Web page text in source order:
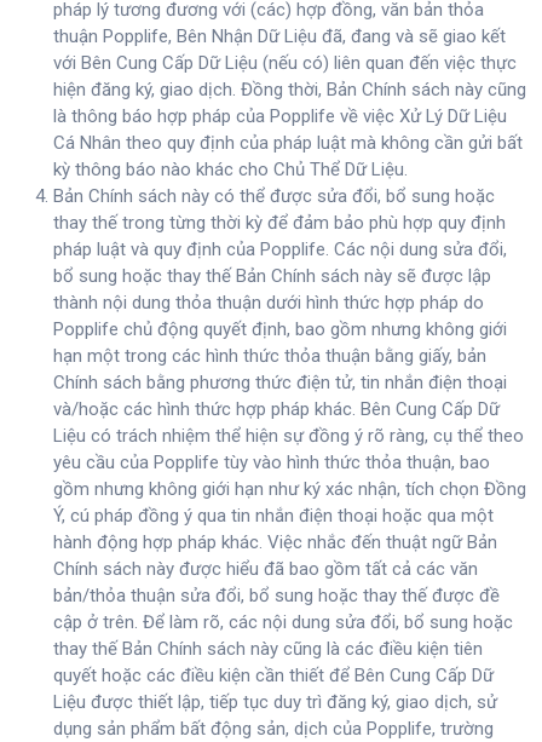
pháp lý tương đương với (các) hợp đồng, văn bản thỏa
thuận Popplife, Bên Nhận Dữ Liệu đã, đang và sẽ giao kết
với Bên Cung Cấp Dữ Liệu (nếu có) liên quan đến việc thực
hiện đăng ký, giao dịch. Đồng thời, Bản Chính sách này cũng
là thông báo hợp pháp của Popplife về việc Xử Lý Dữ Liệu
Cá Nhân theo quy định của pháp luật mà không cần gửi bất
kỳ thông báo nào khác cho Chủ Thể Dữ Liệu.
Bản Chính sách này có thể được sửa đổi, bổ sung hoặc
thay thế trong từng thời kỳ để đảm bảo phù hợp quy định
pháp luật và quy định của Popplife. Các nội dung sửa đổi,
bổ sung hoặc thay thế Bản Chính sách này sẽ được lập
thành nội dung thỏa thuận dưới hình thức hợp pháp do
Popplife chủ động quyết định, bao gồm nhưng không giới
hạn một trong các hình thức thỏa thuận bằng giấy, bản
Chính sách bằng phương thức điện tử, tin nhắn điện thoại
và/hoặc các hình thức hợp pháp khác. Bên Cung Cấp Dữ
Liệu có trách nhiệm thể hiện sự đồng ý rõ ràng, cụ thể theo
yêu cầu của Popplife tùy vào hình thức thỏa thuận, bao
gồm nhưng không giới hạn như ký xác nhận, tích chọn Đồng
Ý, cú pháp đồng ý qua tin nhắn điện thoại hoặc qua một
hành động hợp pháp khác. Việc nhắc đến thuật ngữ Bản
Chính sách này được hiểu đã bao gồm tất cả các văn
bản/thỏa thuận sửa đổi, bổ sung hoặc thay thế được đề
cập ở trên. Để làm rõ, các nội dung sửa đổi, bổ sung hoặc
thay thế Bản Chính sách này cũng là các điều kiện tiên
quyết hoặc các điều kiện cần thiết để Bên Cung Cấp Dữ
Liệu được thiết lập, tiếp tục duy trì đăng ký, giao dịch, sử
dụng sản phẩm bất động sản, dịch của Popplife, trường